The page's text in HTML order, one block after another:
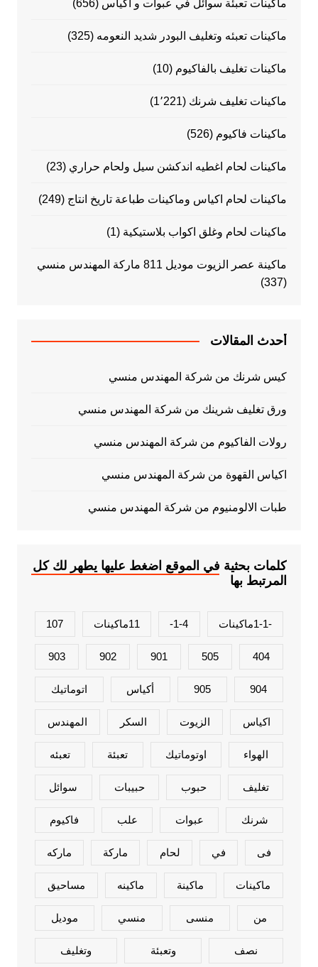
ماكينات تعبئة سوائل في عبوات و أكياس (656)
ماكينات تعبئه وتغليف البودر شديد النعومه (325)
ماكينات تغليف بالفاكيوم (10)
ماكينات تغليف شرنك (1٬221)
ماكينات فاكيوم (526)
ماكينات لحام اغطيه اندكشن سيل ولحام حراري (23)
ماكينات لحام اكياس وماكينات طباعة تاريخ انتاج (249)
ماكينات لحام وغلق اكواب بلاستيكية (1)
ماكينة عصر الزيوت موديل 811 ماركة المهندس منسي
(337)
أحدث المقالات
كيس شرنك من شركة المهندس منسي
ورق تغليف شرينك من شركة المهندس منسي
رولات الفاكيوم من شركة المهندس منسي
اكياس القهوة من شركة المهندس منسي
طبات الالومنيوم من شركة المهندس منسي
كلمات بحثية في الموقع اضغط عليها يطهر لك كل
المرتبط بها
-1-1ماكينات 1-4- 11ماكينات 107
404
505
901
902
903
904
905 أكياس اتوماتيك
اكياس الزيوت السكر المهندس
الهواء اوتوماتيك تعبئة تعبئه
تغليف حبوب حبيبات سوائل
شرنك عبوات علب فاكيوم
فى في لحام ماركة ماركه
ماكينات ماكينة ماكينه مساحيق
من منسى منسي موديل
نصف وتعبئة وتغليف